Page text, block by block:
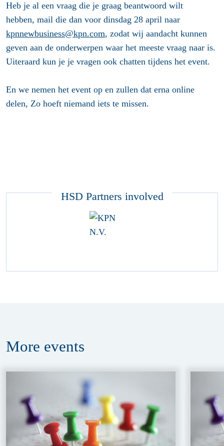
Heb je al een vraag die je graag beantwoord wilt
hebben, mail die dan voor dinsdag 28 april naar
kpnnewbusiness@kpn.com, zodat wij aandacht kunnen
geven aan de onderwerpen waar het meeste vraag naar is.
Uiteraard kun je je vragen ook chatten tijdens het event.
En we nemen het event op en zullen dat erna online
delen, Zo hoeft niemand iets te missen.
HSD Partners involved
More events